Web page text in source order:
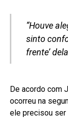
“Houve
sinto
frente’
De acordo com
ocorreu na
ele precisou ser